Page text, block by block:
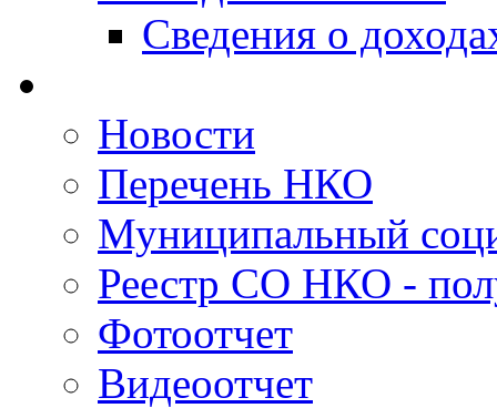
Сведения о
Новости
Перечень НКО
Муниципальный
Реестр СО НКО -
Фотоотчет
Видеоотчет